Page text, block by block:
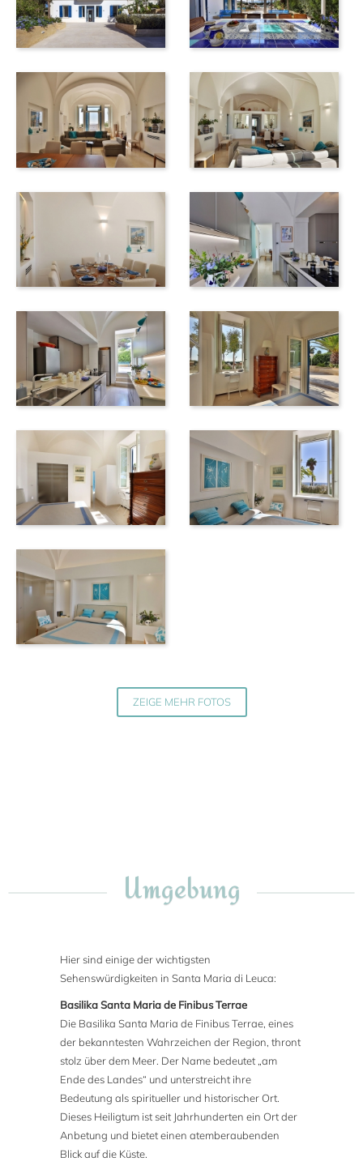
ZEIGE MEHR FOTOS
Umgebung
Hier sind einige der wichtigsten
Sehenswürdigkeiten in Santa Maria di Leuca:
Basilika Santa Maria de Finibus Terrae
Die Basilika Santa Maria de Finibus Terrae, eines
der bekanntesten Wahrzeichen der Region, thront
stolz über dem Meer. Der Name bedeutet „am
Ende des Landes“ und unterstreicht ihre
Bedeutung als spiritueller und historischer Ort.
Dieses Heiligtum ist seit Jahrhunderten ein Ort der
Anbetung und bietet einen atemberaubenden
Blick auf die Küste.